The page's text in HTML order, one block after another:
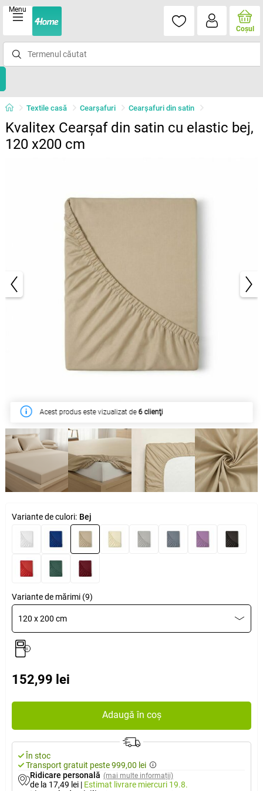
Menu
Coşul
Textile casă Cearșafuri Cearșafuri din satin
Kvalitex Cearșaf din satin cu elastic bej,
120 x200 cm
Acest produs este vizualizat de 6 clienţi
În săptămâna acesta a fost cumpărat de
Variante de culori: Bej
Variante de mărimi (9)
120 x 200 cm
152,99 lei
Adaugă în coș
În stoc
Transport gratuit peste 999,00 lei
Ridicare personală (mai multe informații)
de la 17,49 lei | Estimat livrare miercuri 19.8.